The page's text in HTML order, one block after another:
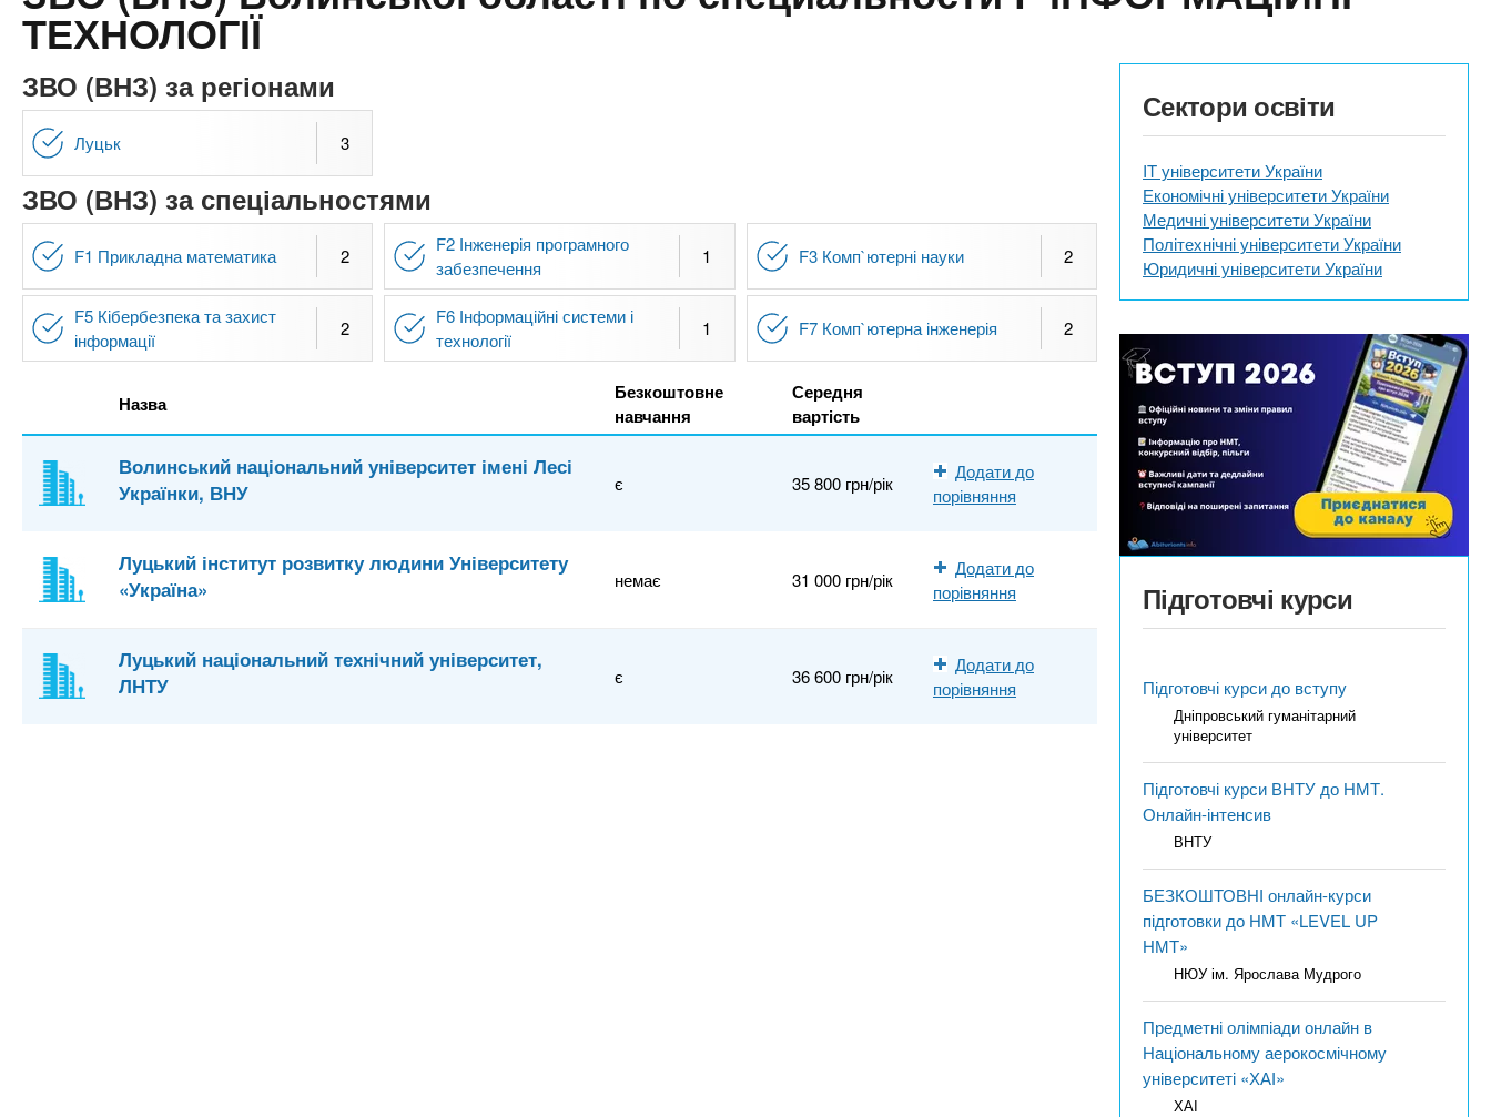
n
t
s
.
i
n
f
o
и
х
з
а
к
л
а
д
в
ТЕХНОЛОГІЇ
ЗВО (ВНЗ) за регіонами
Луцьк 3
ЗВО (ВНЗ) за спеціальностями
F1 Прикладна математика 2
F2 Інженерія програмного
забезпечення
1 F3 Комп`ютерні науки 2
F5 Кібербезпека та захист
інформації
2
F6 Інформаційні системи і
технології
1 F7 Комп`ютерна інженерія 2
Назва
Безкоштовне
навчання
Середня
вартість
Волинський національний університет імені Лесі
Українки, ВНУ
є 35 800 грн/рік
Додати до
порівняння
Луцький інститут розвитку людини Університету
«Україна»
немає 31 000 грн/рік
Додати до
порівняння
Луцький національний технічний університет,
ЛНТУ
є 36 600 грн/рік
Додати до
порівняння
Сектори освіти
IT університети України
Економічні університети України
Медичні університети України
Політехнічні університети України
Юридичні університети України
Підготовчі курси
Підготовчі курси до вступу
Дніпровський гуманітарний
університет
Підготовчі курси ВНТУ до НМТ.
Онлайн-інтенсив
ВНТУ
БЕЗКОШТОВНІ онлайн-курси
підготовки до НМТ «LEVEL UP
НМТ»
НЮУ ім. Ярослава Мудрого
Предметні олімпіади онлайн в
Національному аерокосмічному
університеті «ХАІ»
ХАІ